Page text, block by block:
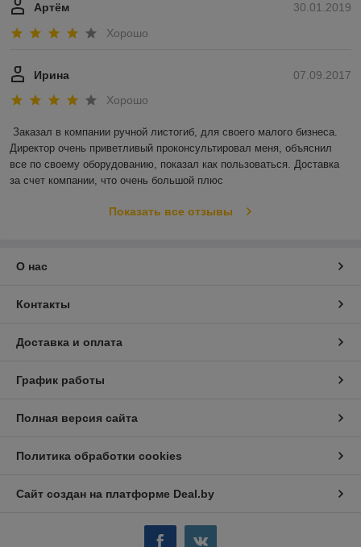
30.01.2019
Артём
Хорошо
07.09.2017
Ирина
Хорошо
Заказал в компании ручной листогиб, для своего малого бизнеса.
Директор очень приветливый проконсультировал меня, объяснил
все по своему оборудованию, показал как пользоваться. Доставка
за счет компании, что очень большой плюс
Показать все отзывы
О нас
Контакты
Доставка и оплата
График работы
Полная версия сайта
Политика обработки cookies
Сайт создан на платформе Deal.by